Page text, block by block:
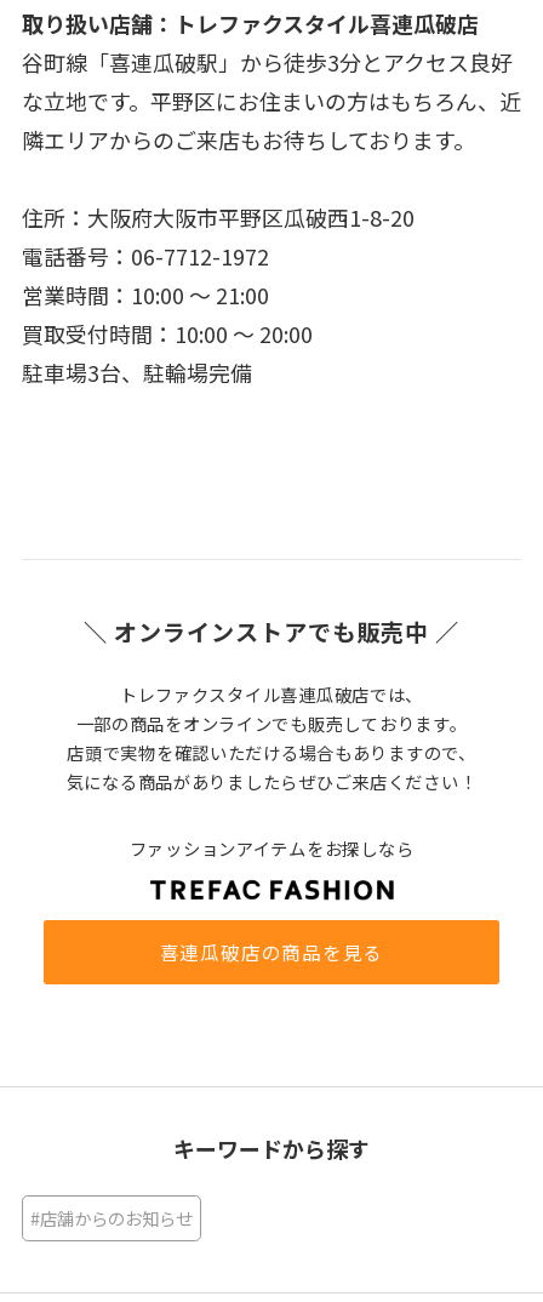
取り扱い店舗：トレファクスタイル喜連瓜破店
谷町線「喜連瓜破駅」から徒歩3分とアクセス良好
な立地です。平野区にお住まいの方はもちろん、近
隣エリアからのご来店もお待ちしております。
住所：大阪府大阪市平野区瓜破西1-8-20
電話番号：06-7712-1972
営業時間：10:00 ～ 21:00
買取受付時間：10:00 ～ 20:00
駐車場3台、駐輪場完備
＼ オンラインストアでも販売中 ／
トレファクスタイル喜連瓜破店では、
一部の商品をオンラインでも販売しております。
店頭で実物を確認いただける場合もありますので、
気になる商品がありましたらぜひご来店ください！
ファッションアイテムをお探しなら
喜連瓜破店の商品を見る
キーワードから探す
#店舗からのお知らせ